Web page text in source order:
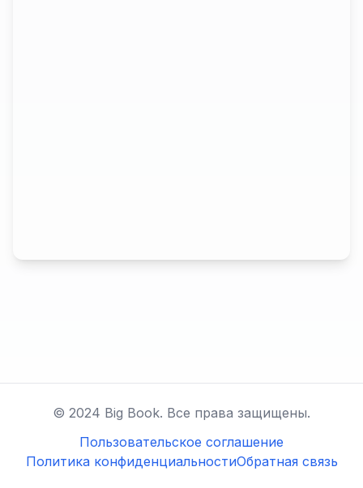
© 2024 Big Book. Все права защищены.
Пользовательское соглашение
Политика конфиденциальностиОбратная связь